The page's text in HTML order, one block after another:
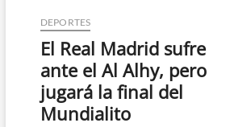
DEPORTES
El Real Madrid sufre
ante el Al Alhy, pero
jugará la final del
Mundialito